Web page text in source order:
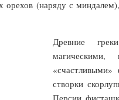
орехов (наряду с
Древние
створки
Персии